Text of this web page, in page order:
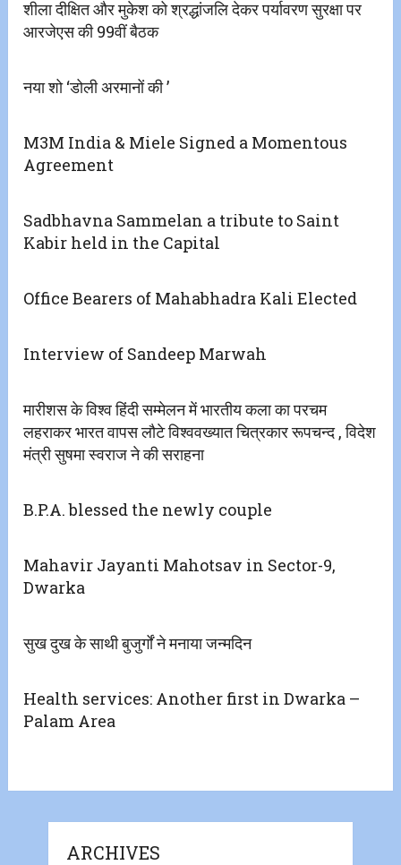
शीला दीक्षित और मुकेश को श्रद्धांजलि देकर पर्यावरण सुरक्षा पर
आरजेएस की 99वीं बैठक
नया शो ‘डोली अरमानों की ’
M3M India & Miele Signed a Momentous
Agreement
Sadbhavna Sammelan a tribute to Saint
Kabir held in the Capital
Office Bearers of Mahabhadra Kali Elected
Interview of Sandeep Marwah
मारीशस के विश्व हिंदी सम्मेलन में भारतीय कला का परचम
लहराकर भारत वापस लौटे विश्ववख्यात चित्रकार रूपचन्द , विदेश
मंत्री सुषमा स्वराज ने की सराहना
B.P.A. blessed the newly couple
Mahavir Jayanti Mahotsav in Sector-9,
Dwarka
सुख दुख के साथी बुजुर्गों ने मनाया जन्मदिन
Health services: Another first in Dwarka –
Palam Area
ARCHIVES